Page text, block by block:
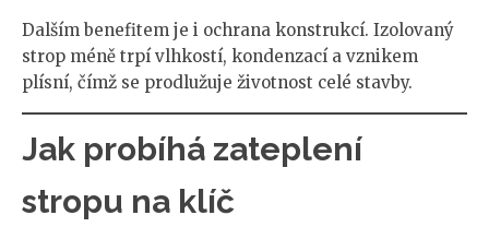
Dalším benefitem je i ochrana konstrukcí. Izolovaný
strop méně trpí vlhkostí, kondenzací a vznikem
plísní, čímž se prodlužuje životnost celé stavby.
Jak probíhá zateplení
stropu na klíč